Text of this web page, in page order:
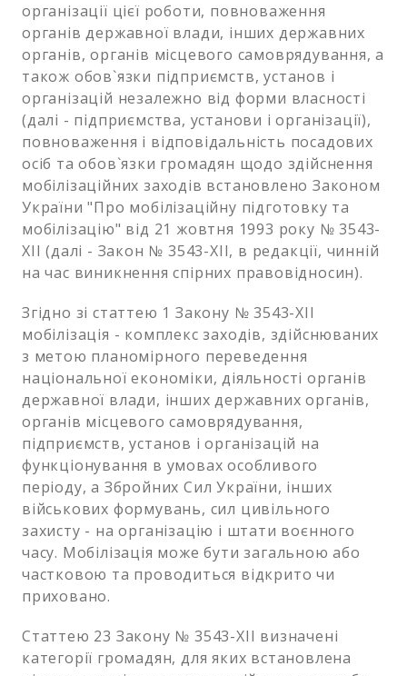
організації цієї роботи, повноваження
органів державної влади, інших державних
органів, органів місцевого самоврядування, а
також обов`язки підприємств, установ і
організацій незалежно від форми власності
(далі - підприємства, установи і організації),
повноваження і відповідальність посадових
осіб та обов`язки громадян щодо здійснення
мобілізаційних заходів встановлено Законом
України "Про мобілізаційну підготовку та
мобілізацію" від 21 жовтня 1993 року № 3543-
XII (далі - Закон № 3543-XII, в редакції, чинній
на час виникнення спірних правовідносин).
Згідно зі статтею 1 Закону № 3543-XII
мобілізація - комплекс заходів, здійснюваних
з метою планомірного переведення
національної економіки, діяльності органів
державної влади, інших державних органів,
органів місцевого самоврядування,
підприємств, установ і організацій на
функціонування в умовах особливого
періоду, а Збройних Сил України, інших
військових формувань, сил цивільного
захисту - на організацію і штати воєнного
часу. Мобілізація може бути загальною або
частковою та проводиться відкрито чи
приховано.
Статтею 23 Закону № 3543-XII визначені
категорії громадян, для яких встановлена